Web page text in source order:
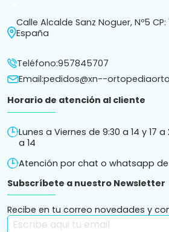
Calle Alcalde Sanz Noguer, Nº5
España
Teléfono:957845707
Email:pedidos@xn--
Horario de atención al cliente
Lunes a Viernes de 9:30 a 14 y 17
a 14
Atención por chat o whatsapp de
Subscríbete a nuestro Newsletter
Recibe en tu correo novedades y